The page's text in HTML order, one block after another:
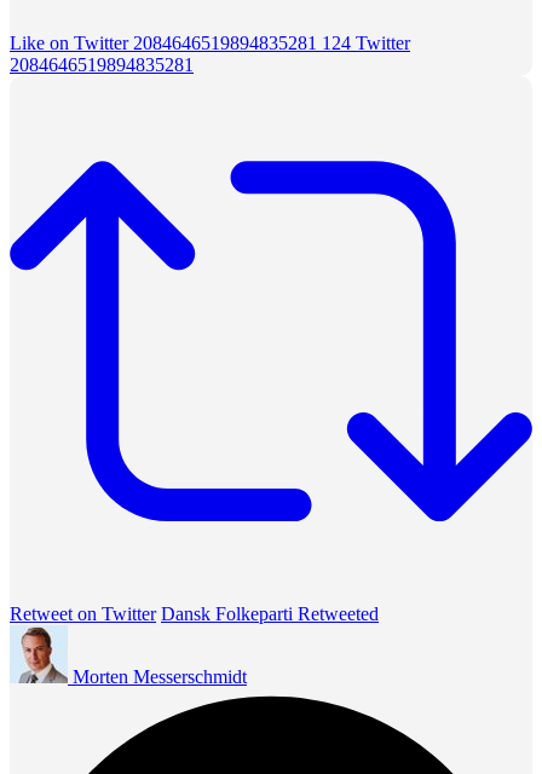
Like on Twitter 2084646519894835281 124 Twitter
2084646519894835281
Retweet on Twitter Dansk Folkeparti Retweeted
Morten Messerschmidt